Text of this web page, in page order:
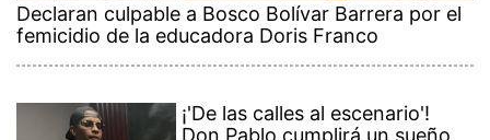
Declaran culpable a Bosco Bolívar Barrera por el
femicidio de la educadora Doris Franco
¡'De las calles al escenario'!
Don Pablo cumplirá un sueño